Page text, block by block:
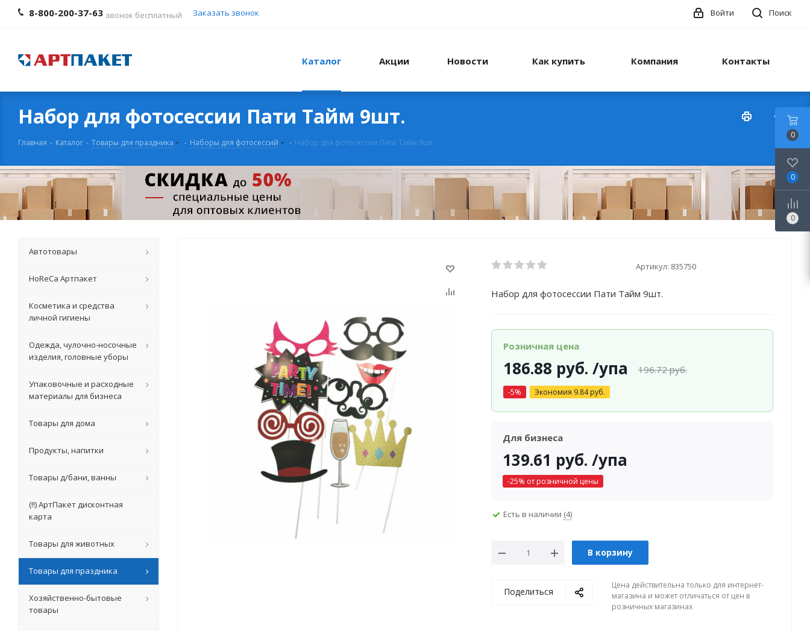
8-800-200-37-63 звонок бесплатный Заказать звонок Поиск
Войти
Каталог Акции Новости Как купить Компания Контакты
Набор для фотосессии Пати Тайм 9шт.
Главная - Каталог - Товары для праздника - Наборы для фотосессий - Набор для фотосессии Пати Тайм 9шт.
Артикул: 835750
Набор для фотосессии Пати Тайм 9шт.
Розничная цена
186.88 руб. /упа 196.72руб.
-5% Экономия 9.84руб.
Для бизнеса
139.61 руб. /упа
-25% от розничной цены
Есть в наличии (4)
В корзину
Поделиться
Цена действительна только для интернет-
магазина и может отличаться от цен в
розничных магазинах
Автотовары
HoReCa Артпакет
Косметика и средства
личной гигиены
Одежда, чулочно-носочные
изделия, головные уборы
Упаковочные и расходные
материалы для бизнеса
Товары для дома
Продукты, напитки
Товары д/бани, ванны
(!!) АртПакет дисконтная
карта
Товары для животных
Товары для праздника
Хозяйственно-бытовые
товары
0
0
0